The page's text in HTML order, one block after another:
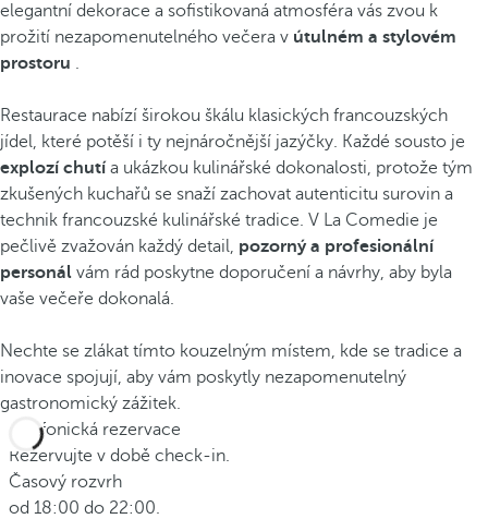
elegantní dekorace a sofistikovaná atmosféra vás zvou k
prožití nezapomenutelného večera v útulném a stylovém
prostoru .
Restaurace nabízí širokou škálu klasických francouzských
jídel, které potěší i ty nejnáročnější jazýčky. Každé sousto je
explozí chutía ukázkou kulinářské dokonalosti, protože tým
zkušených kuchařů se snaží zachovat autenticitu surovin a
technik francouzské kulinářské tradice. V La Comedie je
pečlivě zvažován každý detail, pozorný a profesionální
personál vám rád poskytne doporučení a návrhy, aby byla
vaše večeře dokonalá.
Nechte se zlákat tímto kouzelným místem, kde se tradice a
inovace spojují, aby vám poskytly nezapomenutelný
gastronomický zážitek.
Telefonická rezervace
Rezervujte v době check-in.
Časový rozvrh
od 18:00 do 22:00.